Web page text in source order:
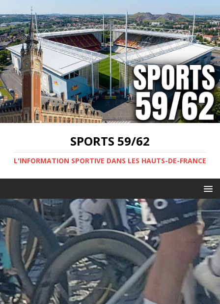
SPORTS 59/62
L'INFORMATION SPORTIVE DANS LES HAUTS-DE-FRANCE